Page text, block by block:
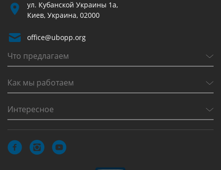
ул. Кубанской Украины 1а,
Киев, Украина, 02000
office@ubopp.org
Что предлагаем
Как мы работаем
Интересное